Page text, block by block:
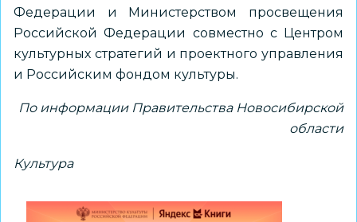
Федерации и Министерством просвещения
Российской Федерации совместно с Центром
культурных стратегий и проектного управления
и Российским фондом культуры.
По информации Правительства Новосибирской
области
Культура